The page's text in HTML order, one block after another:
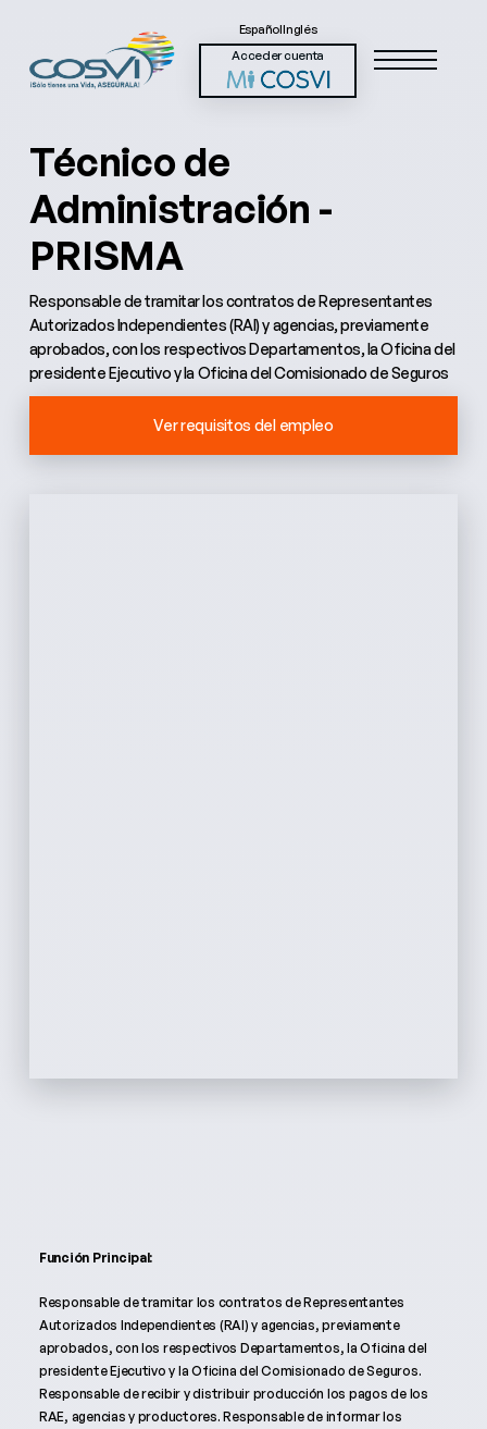
EspañolInglés
Acceder cuenta
Técnico de
Administración -
PRISMA
Responsable de tramitar los contratos de Representantes
Autorizados Independientes (RAI) y agencias, previamente
aprobados, con los respectivos Departamentos, la Oficina del
presidente Ejecutivo y la Oficina del Comisionado de Seguros
Ver requisitos del empleo
Función Principal:
Responsable de tramitar los contratos de Representantes
Autorizados Independientes (RAI) y agencias, previamente
aprobados, con los respectivos Departamentos, la Oficina del
presidente Ejecutivo y la Oficina del Comisionado de Seguros.
Responsable de recibir y distribuir producción los pagos de los
RAE, agencias y productores. Responsable de informar los